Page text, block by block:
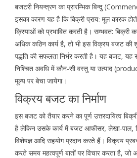
बजटरी नियन्त्रण का प्रारम्भिक बिन्दु
इसका कारण यह है कि बिक्री प्राय: मूल कारक
क्रियाओं को प्रभावित करती है। सम्भवत: बिक्री
अधिक कठिन कार्य है, तो भी इस विक्रय बजट की
पद्धति की सफलता निर्भर करती है। यह बजट, यह
निश्चित अवधि में कौन-सी वस्तु या उत्पाद
मूल्य पर बेचा जायेगा।
विक्रय बजट का निर्माण
इस बजट को तैयार करने का पूर्ण उत्तरदायित्व
है लेकिन उसके कार्य में बजट आफीसर, लेखा-पाल,
विशेषज्ञ आदि सहयोग प्रदान करते हैं। विक्रय
करते समय महत्वपूर्ण बातों पर विचार करता है, जो